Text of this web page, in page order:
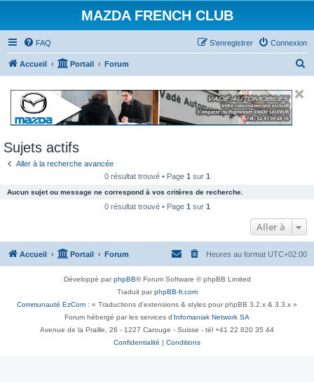
MAZDA FRENCH CLUB
FAQ Connexion
S’enregistrer
Accueil Portail Forum
Sujets actifs
Aller à la recherche avancée
0 résultat trouvé • Page 1 sur 1
Aucun sujet ou message ne correspond à vos critères de recherche.
0 résultat trouvé • Page 1 sur 1
Aller à
Accueil Portail Forum Heures au format UTC+02:00
Développé parphpBB® Forum Software © phpBB Limited
Traduit parphpBB-fr.com
Communauté EzCom : « Traductions d'extensions & styles pour phpBB 3.2.x & 3.3.x »
Forum hébergé par les services d’Infomaniak Network SA
Avenue de la Praille, 26 - 1227 Carouge - Suisse - tél +41 22 820 35 44
Confidentialité | Conditions